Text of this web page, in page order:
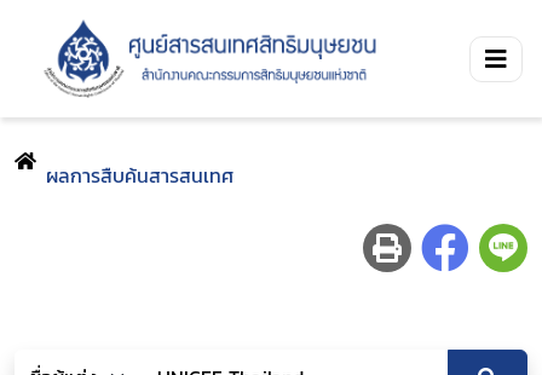
ผลการสืบค้นสารสนเทศ